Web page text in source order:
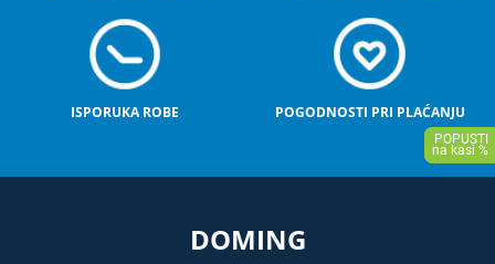
ISPORUKA ROBE POGODNOSTI PRI PLAĆANJU
DOMING